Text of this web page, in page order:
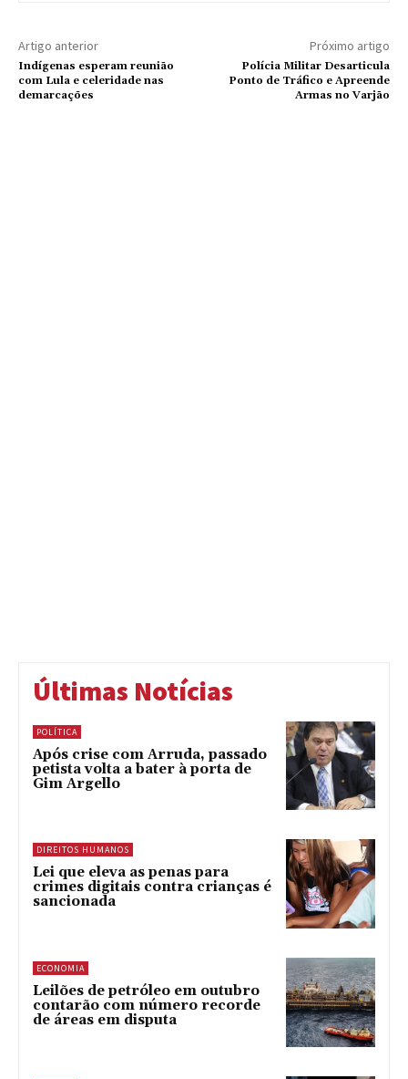
Artigo anterior
Indígenas esperam reunião
com Lula e celeridade nas
demarcações
Próximo artigo
Polícia Militar Desarticula
Ponto de Tráfico e Apreende
Armas no Varjão
Últimas Notícias
POLÍTICA
Após crise com Arruda, passado
petista volta a bater à porta de
Gim Argello
DIREITOS HUMANOS
Lei que eleva as penas para
crimes digitais contra crianças é
sancionada
ECONOMIA
Leilões de petróleo em outubro
contarão com número recorde
de áreas em disputa